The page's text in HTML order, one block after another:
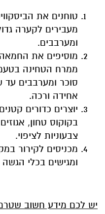
טוחנים את
מעבירים לקערה
ומערבבים.
מוסיפים את
ממרח הטחינה
סוכר ומערבבים
אחידה ורכה.
יוצרים כדורים
בקוקוס טחון,
צבעוניות לציפוי.
מכניסים לקירור
ומגישים בכלי הגשה
יש לכם מידע חשוב